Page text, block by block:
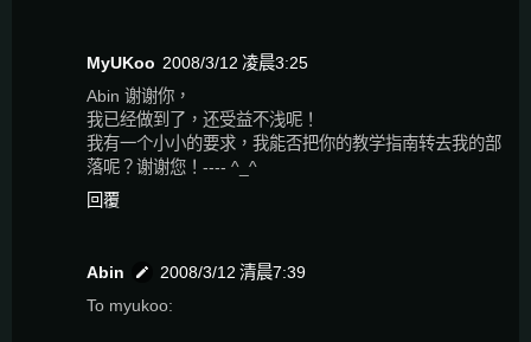
MyUKoo 2008/3/12 凌晨3:25
Abin 谢谢你，
我已经做到了，还受益不浅呢！
我有一个小小的要求，我能否把你的教学指南转去我的部
落呢？谢谢您！---- ^_^
回覆
Abin
2008/3/12 清晨7:39
To myukoo: